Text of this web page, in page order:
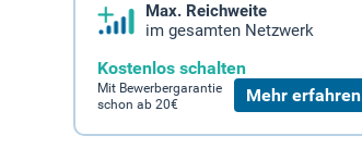
Max. Reichweite
im gesamten Netzwerk
Kostenlos schalten
Mit Bewerbergarantie
schon ab 20€
Mehr erfahren